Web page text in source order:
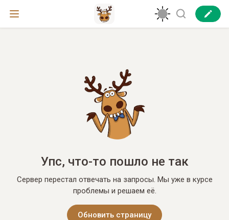
Упс, что-то пошло не так
Сервер перестал отвечать на запросы. Мы уже в курсе
проблемы и решаем её.
Обновить страницу